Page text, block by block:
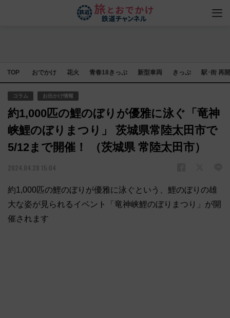
TOP おでかけ 花火 青春18きっぷ 新型車両 きっぷ 駅･街 再
コラム お出かけ情報
約1,000匹の鯉のぼりが優雅に泳ぐ「竜神
峡鯉のぼりまつり」 茨城県常陸太田市で
5/12まで開催！ （茨城県 常陸太田市）
2024.04.28 15:04
約1,000匹の鯉のぼりが優雅に泳ぐという、鯉のぼりの雄
大な姿が見られるイベント「竜神峡鯉のぼりまつり」が開
催されます